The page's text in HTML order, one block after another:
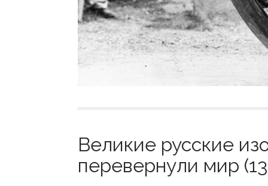
Великие русские
перевернули мир